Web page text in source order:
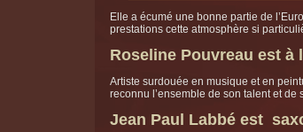
Elle a écumé une bonne partie de
prestations cette atmosphère si
Roseline Pouvreau est à
Artiste surdouée en musique et en
reconnu l’ensemble de son talent et de
Jean Paul Labbé est